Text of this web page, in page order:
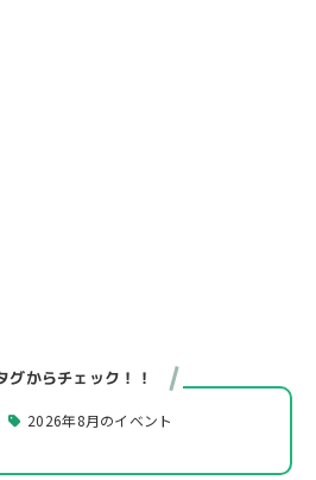
グからチェック！！
2026年8月のイベント